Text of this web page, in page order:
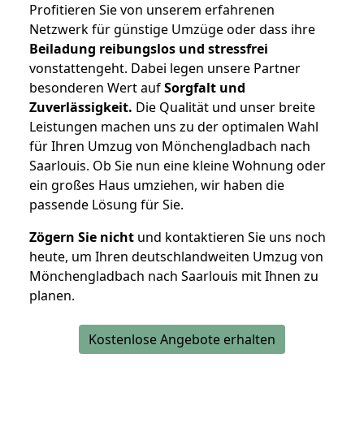
Profitieren Sie von unserem erfahrenen
Netzwerk für günstige Umzüge oder dass ihre
Beiladung reibungslos und stressfrei
vonstattengeht. Dabei legen unsere Partner
besonderen Wert aufSorgfalt und
Zuverlässigkeit. Die Qualität und unser breite
Leistungen machen uns zu der optimalen Wahl
für Ihren Umzug von Mönchengladbach nach
Saarlouis. Ob Sie nun eine kleine Wohnung oder
ein großes Haus umziehen, wir haben die
passende Lösung für Sie.
Zögern Sie nicht und kontaktieren Sie uns noch
heute, um Ihren deutschlandweiten Umzug von
Mönchengladbach nach Saarlouis mit Ihnen zu
planen.
Kostenlose Angebote erhalten